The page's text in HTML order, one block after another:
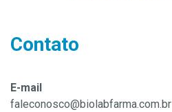
Contato
E-mail
faleconosco@biolabfarma.com.br